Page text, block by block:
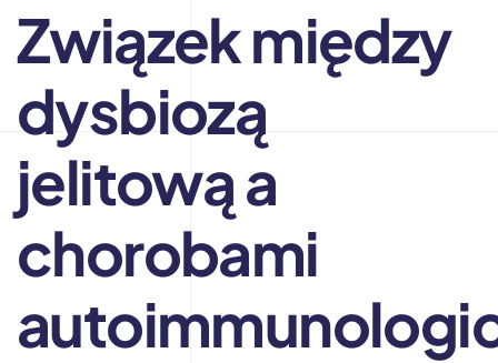
Związek między
dysbiozą
jelitową a
chorobami